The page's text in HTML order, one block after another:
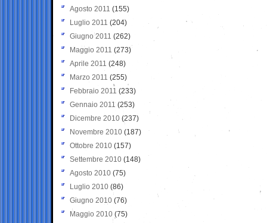
Agosto 2011 (155)
Luglio 2011 (204)
Giugno 2011 (262)
Maggio 2011 (273)
Aprile 2011 (248)
Marzo 2011 (255)
Febbraio 2011 (233)
Gennaio 2011 (253)
Dicembre 2010 (237)
Novembre 2010 (187)
Ottobre 2010 (157)
Settembre 2010 (148)
Agosto 2010 (75)
Luglio 2010 (86)
Giugno 2010 (76)
Maggio 2010 (75)